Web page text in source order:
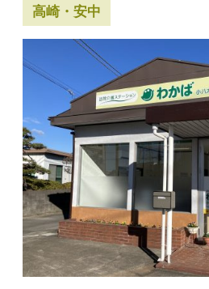
高崎・安中